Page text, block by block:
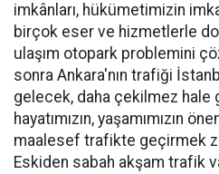
imkânları, hükümetimizin
birçok eser ve hizmetlerle
ulaşım otopark problemini
sonra Ankara'nın trafiği
gelecek, daha çekilmez hale
hayatımızın, yaşamımızın
maalesef trafikte geçirmek
Eskiden sabah akşam trafik